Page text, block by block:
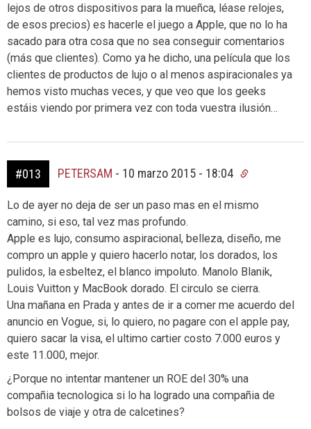
lejos de otros dispositivos para la mueñca, léase relojes,
de esos precios) es hacerle el juego a Apple, que no lo ha
sacado para otra cosa que no sea conseguir comentarios
(más que clientes). Como ya he dicho, una película que los
clientes de productos de lujo o al menos aspiracionales ya
hemos visto muchas veces, y que veo que los geeks
estáis viendo por primera vez con toda vuestra ilusión…
#013 PETERSAM - 10 marzo 2015 - 18:04
Lo de ayer no deja de ser un paso mas en el mismo
camino, si eso, tal vez mas profundo.
Apple es lujo, consumo aspiracional, belleza, diseño, me
compro un apple y quiero hacerlo notar, los dorados, los
pulidos, la esbeltez, el blanco impoluto. Manolo Blanik,
Louis Vuitton y MacBook dorado. El circulo se cierra.
Una mañana en Prada y antes de ir a comer me acuerdo del
anuncio en Vogue, si, lo quiero, no pagare con el apple pay,
quiero sacar la visa, el ultimo cartier costo 7.000 euros y
este 11.000, mejor.
¿Porque no intentar mantener un ROE del 30% una
compañia tecnologica si lo ha logrado una compañia de
bolsos de viaje y otra de calcetines?